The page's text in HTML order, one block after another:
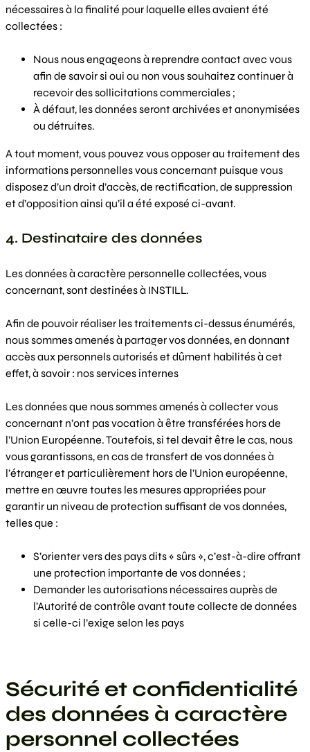
nécessaires à la finalité pour laquelle elles avaient été
collectées :
Nous nous engageons à reprendre contact avec vous
afin de savoir si oui ou non vous souhaitez continuer à
recevoir des sollicitations commerciales ;
À défaut, les données seront archivées et anonymisées
ou détruites.
A tout moment, vous pouvez vous opposer au traitement des
informations personnelles vous concernant puisque vous
disposez d’un droit d’accès, de rectification, de suppression
et d’opposition ainsi qu’il a été exposé ci-avant.
4. Destinataire des données
Les données à caractère personnelle collectées, vous
concernant, sont destinées à INSTILL.
Afin de pouvoir réaliser les traitements ci-dessus énumérés,
nous sommes amenés à partager vos données, en donnant
accès aux personnels autorisés et dûment habilités à cet
effet, à savoir : nos services internes
Les données que nous sommes amenés à collecter vous
concernant n’ont pas vocation à être transférées hors de
l’Union Européenne. Toutefois, si tel devait être le cas, nous
vous garantissons, en cas de transfert de vos données à
l’étranger et particulièrement hors de l’Union européenne,
mettre en œuvre toutes les mesures appropriées pour
garantir un niveau de protection suffisant de vos données,
telles que :
S’orienter vers des pays dits « sûrs », c’est-à-dire offrant
une protection importante de vos données ;
Demander les autorisations nécessaires auprès de
l’Autorité de contrôle avant toute collecte de données
si celle-ci l’exige selon les pays
Sécurité et confidentialité
des données à caractère
personnel collectées